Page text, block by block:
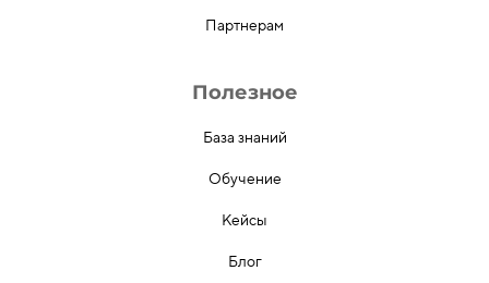
Партнерам
Полезное
База знаний
Обучение
Кейсы
Блог